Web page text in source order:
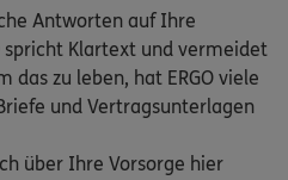
oder telefonisch
einreichen
ERGO
Baumann
Grimmen(13.9 km)
Antworten auf Ihre
spricht Klartext und vermeidet
das zu leben, hat ERGO viele
und Vertragsunterlagen
über Ihre Vorsorge hier